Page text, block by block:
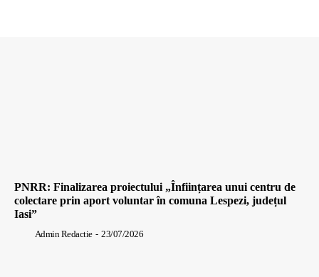
PNRR: Finalizarea proiectului „Înființarea unui centru de
colectare prin aport voluntar în comuna Lespezi, județul
Iasi”
Admin Redactie - 23/07/2026